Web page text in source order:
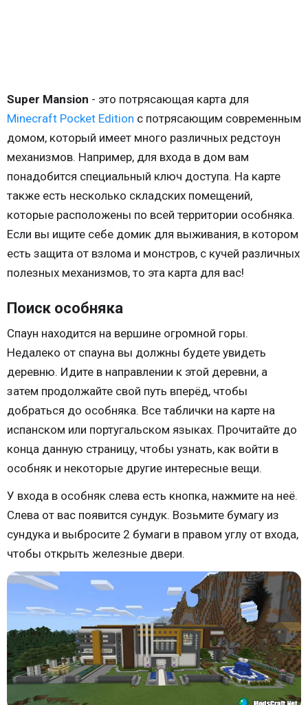
Super Mansion - это потрясающая карта для
Minecraft Pocket Edition с потрясающим современным
домом, который имеет много различных редстоун
механизмов. Например, для входа в дом вам
понадобится специальный ключ доступа. На карте
также есть несколько складских помещений,
которые расположены по всей территории особняка.
Если вы ищите себе домик для выживания, в котором
есть защита от взлома и монстров, с кучей различных
полезных механизмов, то эта карта для вас!
Поиск особняка
Спаун находится на вершине огромной горы.
Недалеко от спауна вы должны будете увидеть
деревню. Идите в направлении к этой деревни, а
затем продолжайте свой путь вперёд, чтобы
добраться до особняка. Все таблички на карте на
испанском или португальском языках. Прочитайте до
конца данную страницу, чтобы узнать, как войти в
особняк и некоторые другие интересные вещи.
У входа в особняк слева есть кнопка, нажмите на неё.
Слева от вас появится сундук. Возьмите бумагу из
сундука и выбросите 2 бумаги в правом углу от входа,
чтобы открыть железные двери.